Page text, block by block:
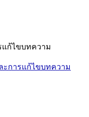
ก้ไขบทความ
การแก้ไขบทความ